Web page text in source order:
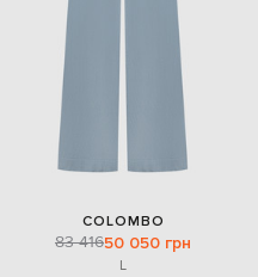
COLOMBO
83 41650 050 грн
L